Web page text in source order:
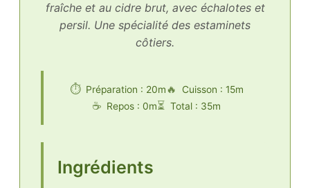
fraîche et au cidre brut, avec échalotes et
persil. Une spécialité des estaminets
côtiers.
Préparation : 20m
Cuisson : 15m
Repos : 0m
Total : 35m
Ingrédients